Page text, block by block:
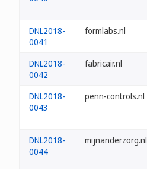
DNL2018-
0041
formlabs.nl
DNL2018-
0042
fabricair.nl
DNL2018-
0043
penn-controls.nl
DNL2018-
0044
mijnanderzorg.nl